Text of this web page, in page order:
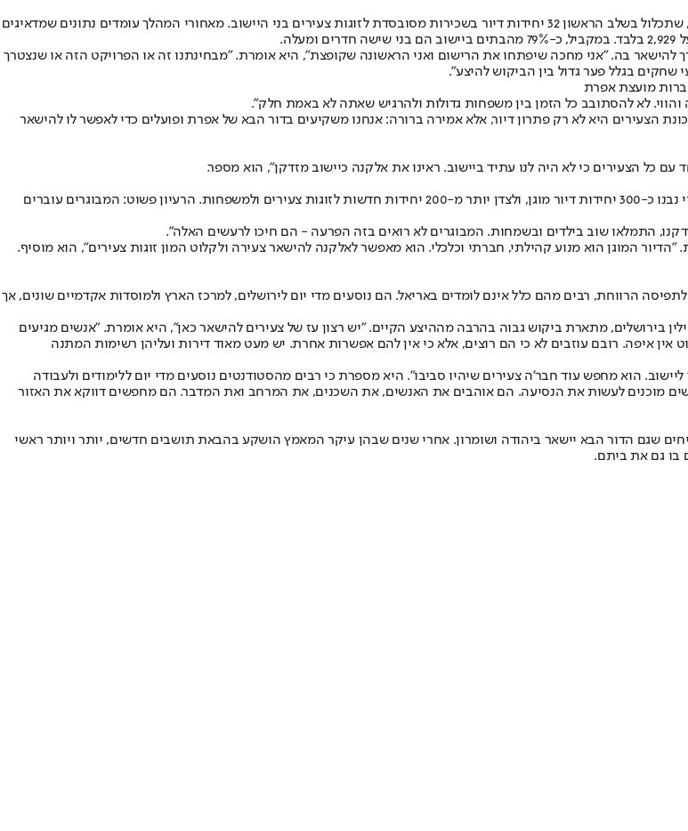
במועצה המקומית אפרת מנסים להתמודד עם התופעה באמצעות הקמת שכונת צעירים חדשה, שתכלול בשלב הראשון 32 יחידות דיור בשכירות מסובסדת לזוגות צעירים בני היישוב. מאחורי המהלך עומדים נתונים שמדאיגים
מחפשת דרך להישאר בה. "אני מחכה שיפתחו את הרישום ואני הראשונה שקופצת", היא אומרת. "מבחינתנו זה או הפרויקט הזה או שנצטרך
בגלל פער גדול בין הביקוש להיצע".
מועצת אפרת
לא להסתובב כל הזמן בין משפחות גדולות ולהרגיש שאתה לא באמת חלק".
הצעירים היא לא רק פתרון דיור, אלא אמירה ברורה: אנחנו משקיעים בדור הבא של אפרת ופועלים כדי לאפשר לו להישאר
כל הצעירים כי לא היה לנו עתיד ביישוב. ראינו את אלקנה כיישוב מזדקן", הוא מספר.
לדבריו, השינוי הגיע דווקא מכיוון לא צפוי - הקמת מתחם דיור מוגן. במסגרת פרויקט פינוי-בינוי נבנו כ-300 יחידות דיור מוגן, ולצדן יותר מ-200 יחידות חדשות לזוגות צעירים ולמשפחות. הרעיון פשוט: המבוגרים עוברים
התמלאו שוב בילדים ובשמחות. המבוגרים לא רואים בזה הפרעה - הם חיכו לרעשים האלה".
המוגן הוא מנוע קהילתי, חברתי וכלכלי. הוא מאפשר לאלקנה להישאר צעירה ולקלוט המון זוגות צעירים", הוא מוסיף.
הרווחת, רבים מהם כלל אינם לומדים באריאל. הם נוסעים מדי יום לירושלים, למרכז הארץ ולמוסדות אקדמיים שונים, אך
בירושלים, מתארת ביקוש גבוה בהרבה מההיצע הקיים. "יש רצון עז של צעירים להישאר כאן", היא אומרת. "אנשים מגיעים
איפה. רובם עוזבים לא כי הם רוצים, אלא כי אין להם אפשרות אחרת. יש מעט מאוד דירות ועליהן רשימות המתנה
הוא מחפש עוד חבר'ה צעירים שיהיו סביבו". היא מספרת כי רבים מהסטודנטים נוסעים מדי יום ללימודים ולעבודה
מוכנים לעשות את הנסיעה. הם אוהבים את האנשים, את השכנים, את המרחב ואת המדבר. הם מחפשים דווקא את האזור
שגם הדור הבא יישאר ביהודה ושומרון. אחרי שנים שבהן עיקר המאמץ הושקע בהבאת תושבים חדשים, יותר ויותר ראשי
בו גם את ביתם.